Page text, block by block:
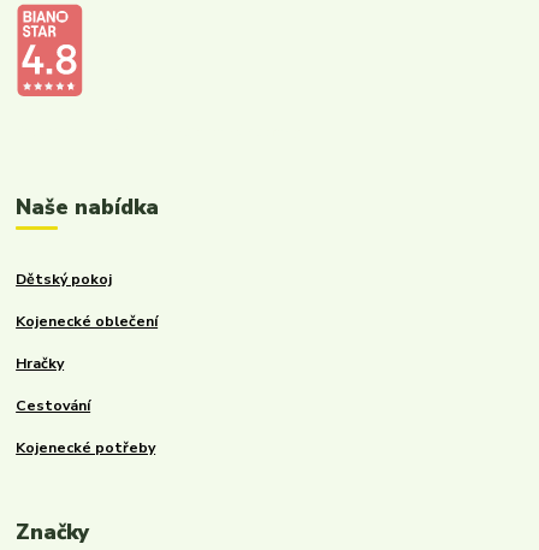
Naše nabídka
Dětský pokoj
Kojenecké oblečení
Hračky
Cestování
Kojenecké potřeby
Značky